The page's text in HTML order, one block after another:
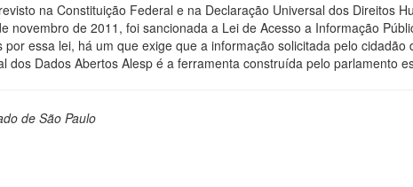
na Constituição Federal e na Declaração Universal dos Direitos
novembro de 2011, foi sancionada a Lei de Acesso a Informação
por essa lei, há um que exige que a informação solicitada pelo
dos Dados Abertos Alesp é a ferramenta construída pelo parlamento
de São Paulo